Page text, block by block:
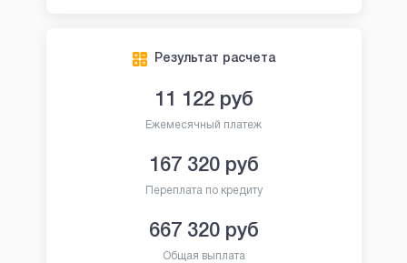
Результат расчета
11 122руб
Ежемесячный платеж
167 320руб
Переплата по кредиту
667 320руб
Общая выплата